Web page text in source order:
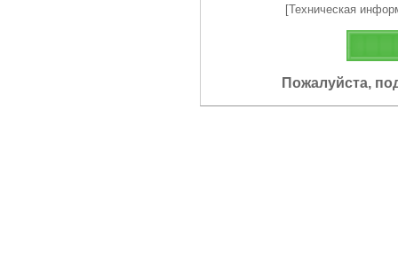
[Техническая
Пожалуйста,